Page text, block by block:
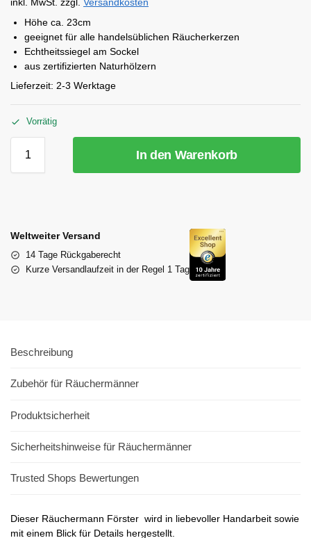
inkl. MwSt. zzgl. Versandkosten
Höhe ca. 23cm
geeignet für alle handelsüblichen Räucherkerzen
Echtheitssiegel am Sockel
aus zertifizierten Naturhölzern
Lieferzeit: 2-3 Werktage
Vorrätig
In den Warenkorb
Weltweiter Versand
14 Tage Rückgaberecht
Kurze Versandlaufzeit in der Regel 1 Tag
Beschreibung
Zubehör für Räuchermänner
Produktsicherheit
Sicherheitshinweise für Räuchermänner
Trusted Shops Bewertungen
Dieser Räuchermann Förster wird in liebevoller Handarbeit sowie
mit einem Blick für Details hergestellt.